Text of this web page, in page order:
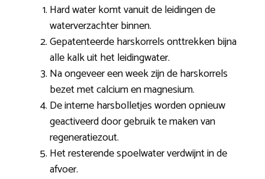
Hard water komt vanuit de leidingen de
waterverzachter binnen.
Gepatenteerde harskorrels onttrekken bijna
alle kalk uit het leidingwater.
Na ongeveer een week zijn de harskorrels
bezet met calcium en magnesium.
De interne harsbolletjes worden opnieuw
geactiveerd door gebruik te maken van
regeneratiezout.
Het resterende spoelwater verdwijnt in de
afvoer.